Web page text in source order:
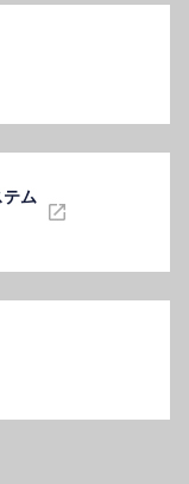
ム